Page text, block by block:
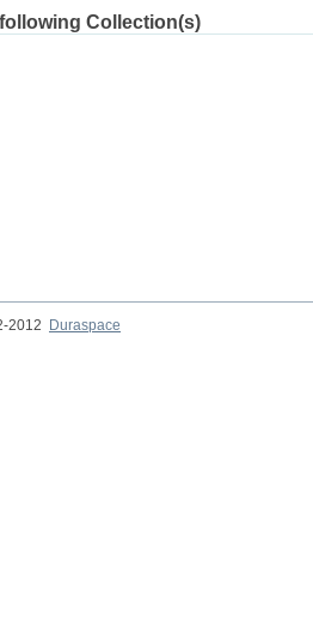
Collection(s)
2012
Duraspace